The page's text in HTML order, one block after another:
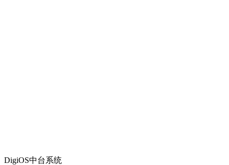
DigiOS中台系统